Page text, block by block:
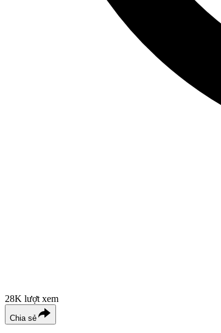
28K lượt xem
Chia sẻ